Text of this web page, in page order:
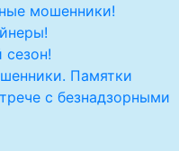
мошенники!
сезон!
Памятки
с безнадзорными